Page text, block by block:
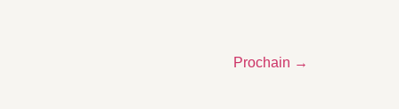
Prochain →